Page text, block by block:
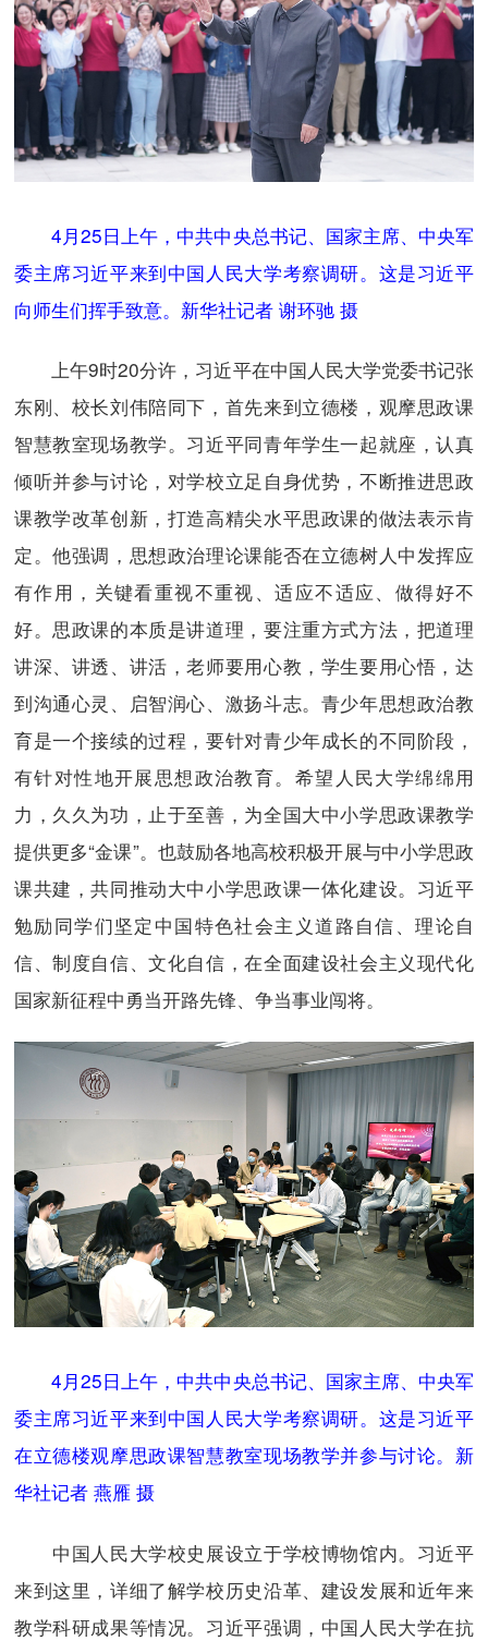
4月25日上午，中共中央总书记、国家主席、中央军
委主席习近平来到中国人民大学考察调研。这是习近平
向师生们挥手致意。新华社记者 谢环驰 摄
上午9时20分许，习近平在中国人民大学党委书记张
东刚、校长刘伟陪同下，首先来到立德楼，观摩思政课
智慧教室现场教学。习近平同青年学生一起就座，认真
倾听并参与讨论，对学校立足自身优势，不断推进思政
课教学改革创新，打造高精尖水平思政课的做法表示肯
定。他强调，思想政治理论课能否在立德树人中发挥应
有作用，关键看重视不重视、适应不适应、做得好不
好。思政课的本质是讲道理，要注重方式方法，把道理
讲深、讲透、讲活，老师要用心教，学生要用心悟，达
到沟通心灵、启智润心、激扬斗志。青少年思想政治教
育是一个接续的过程，要针对青少年成长的不同阶段，
有针对性地开展思想政治教育。希望人民大学绵绵用
力，久久为功，止于至善，为全国大中小学思政课教学
提供更多“金课”。也鼓励各地高校积极开展与中小学思政
课共建，共同推动大中小学思政课一体化建设。习近平
勉励同学们坚定中国特色社会主义道路自信、理论自
信、制度自信、文化自信，在全面建设社会主义现代化
国家新征程中勇当开路先锋、争当事业闯将。
4月25日上午，中共中央总书记、国家主席、中央军
委主席习近平来到中国人民大学考察调研。这是习近平
在立德楼观摩思政课智慧教室现场教学并参与讨论。新
华社记者 燕雁 摄
中国人民大学校史展设立于学校博物馆内。习近平
来到这里，详细了解学校历史沿革、建设发展和近年来
教学科研成果等情况。习近平强调，中国人民大学在抗